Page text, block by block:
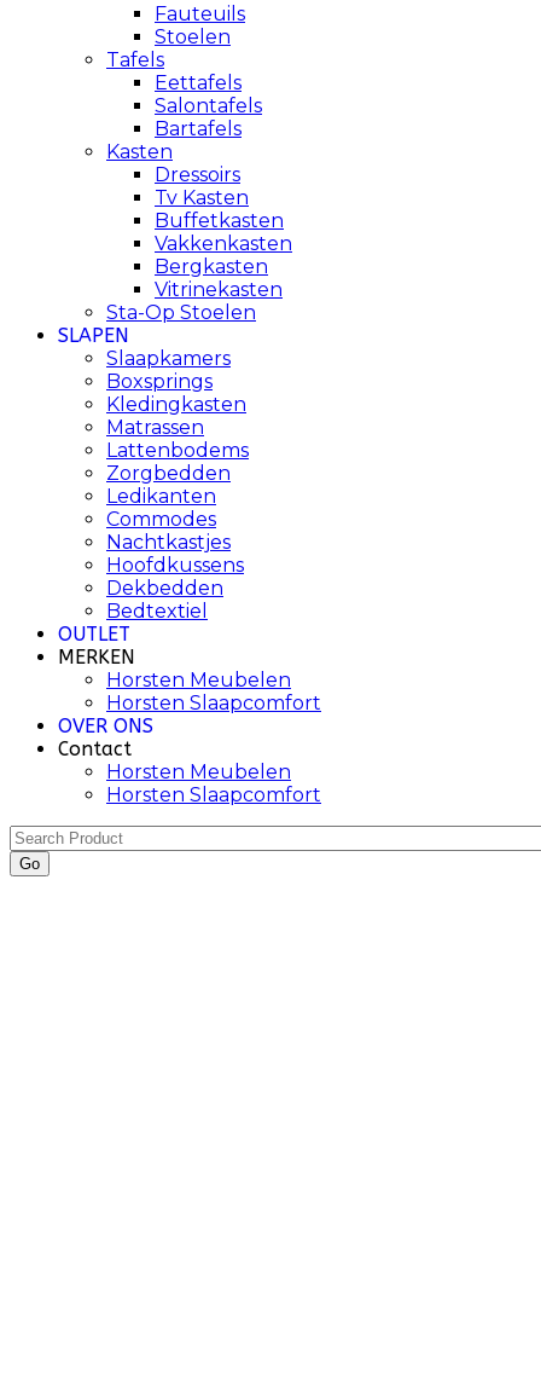
Fauteuils
Stoelen
Tafels
Eettafels
Salontafels
Bartafels
Kasten
Dressoirs
Tv Kasten
Buffetkasten
Vakkenkasten
Bergkasten
Vitrinekasten
Sta-Op Stoelen
SLAPEN
Slaapkamers
Boxsprings
Kledingkasten
Matrassen
Lattenbodems
Zorgbedden
Ledikanten
Commodes
Nachtkastjes
Hoofdkussens
Dekbedden
Bedtextiel
OUTLET
MERKEN
Horsten Meubelen
Horsten Slaapcomfort
OVER ONS
Contact
Horsten Meubelen
Horsten Slaapcomfort